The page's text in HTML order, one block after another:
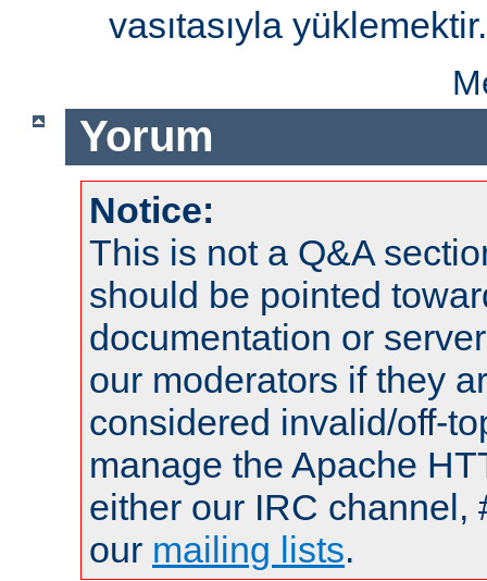
vasıtasıyla yüklemektir.
Yorum
Notice:
This is not a Q&A
should be pointed
documentation or
our moderators if they
considered invalid/off-
manage the Apache
either our IRC channel,
our mailing lists.